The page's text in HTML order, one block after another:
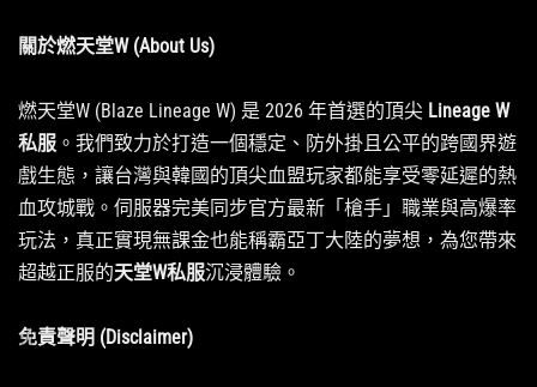
關於燃天堂W (About Us)
燃天堂W (Blaze Lineage W) 是 2026 年首選的頂尖 Lineage W
私服 。我們致力於打造一個穩定、防外掛且公平的跨國界遊
戲生態，讓台灣與韓國的頂尖血盟玩家都能享受零延遲的熱
血攻城戰。伺服器完美同步官方最新「槍手」職業與高爆率
玩法，真正實現無課金也能稱霸亞丁大陸的夢想，為您帶來
超越正服的天堂W私服沉浸體驗。
免責聲明 (Disclaimer)